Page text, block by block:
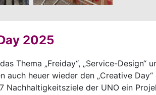
2025
Thema „Freiday“, „Service-Design“
auch heuer wieder den „Creative
Nachhaltigkeitsziele der UNO ein